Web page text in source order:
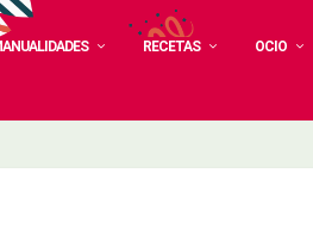
RECETAS OCIO